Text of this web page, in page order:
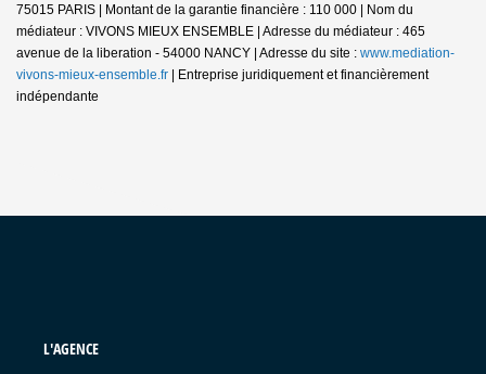
75015 PARIS | Montant de la garantie financière : 110 000 | Nom du
médiateur : VIVONS MIEUX ENSEMBLE | Adresse du médiateur : 465
avenue de la liberation - 54000 NANCY | Adresse du site : www.mediation-
vivons-mieux-ensemble.fr | Entreprise juridiquement et financièrement
indépendante
L'AGENCE